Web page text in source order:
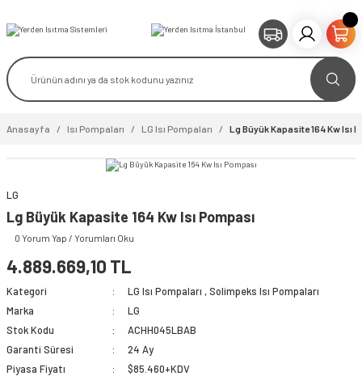
Anasayfa Isı Pompaları LG Isı Pompaları Lg Büyük Kapasite 164 Kw Isı
LG
Lg Büyük Kapasite 164 Kw Isı Pompası
0 Yorum Yap / Yorumları Oku
4.889.669,10 TL
Kategori LG Isı Pompaları ,Solimpeks Isı Pompaları
Marka
LG
Stok Kodu
ACHH045LBAB
Garanti Süresi
24 Ay
Piyasa Fiyatı
$85.460+KDV